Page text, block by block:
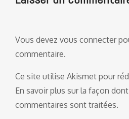
Vous devez vous connecter
commentaire.
Ce site utilise Akismet pour
En savoir plus sur la façon
commentaires sont traitées.